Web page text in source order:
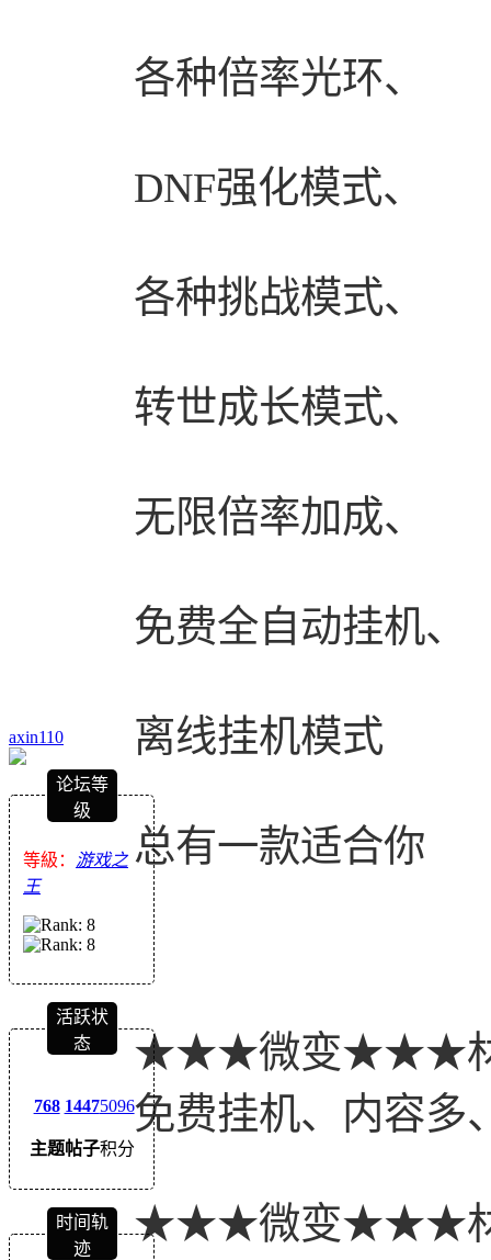
axin110
论坛等
级
等級： 游戏之
王
活跃状
态
768
主题
1447
帖子
5096
积分
时间轨
迹
各种倍率光环、
DNF强化模式、
各种挑战模式、
转世成长模式、
无限倍率加成、
免费全自动挂机、
离线挂机模式
总有一款适合你
★★★微变★★★材
免费挂机、内容
★★★微变★★★材